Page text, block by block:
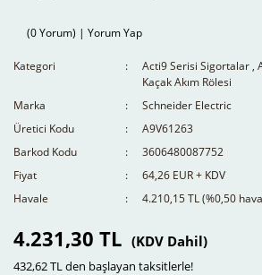
(0 Yorum) | Yorum Yap
Kategori Acti9 Serisi Sigortalar ,
Kaçak Akım Rölesi
Marka
Schneider Electric
Üretici Kodu
A9V61263
Barkod Kodu
3606480087752
Fiyat
64,26 EUR + KDV
Havale
4.210,15 TL (%0,50
4.231,30 TL (KDV Dahil)
432,62 TL den başlayan taksitlerle!